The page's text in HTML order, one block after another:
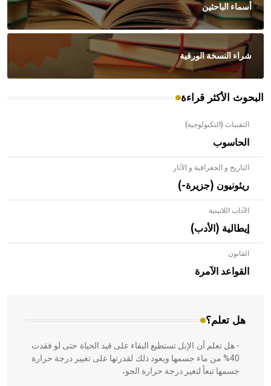
أسماء الباحثين
شراء النسخة الورقية
البحوث الأكثر قراءة
التقنيات (التكنولوجية)
الحاسوب
التاريخ و الجغرافية و الآثار
ريئونيون (جزيرة-)
الآداب اللاتينية
إيطالية (الأدب)
القانون
القواعد الآمرة
هل تعلم؟
- هل تعلم أن الأبلق نوع من الفنون الهندسية التي ارتبطت
بالعمارة الإسلامية في بلاد الشام ومصر خاصة، حيث يحرص
المعمار على بناء مداميكه وخاصة في الواجهات
- هل تعلم أن الإبل تستطيع البقاء على قيد الحياة حتى لو فقدت
40% من ماء جسمها ويعود ذلك لقدرتها على تغيير درجة حرارة
جسمها تبعاً لتغير درجة حرارة الجو،